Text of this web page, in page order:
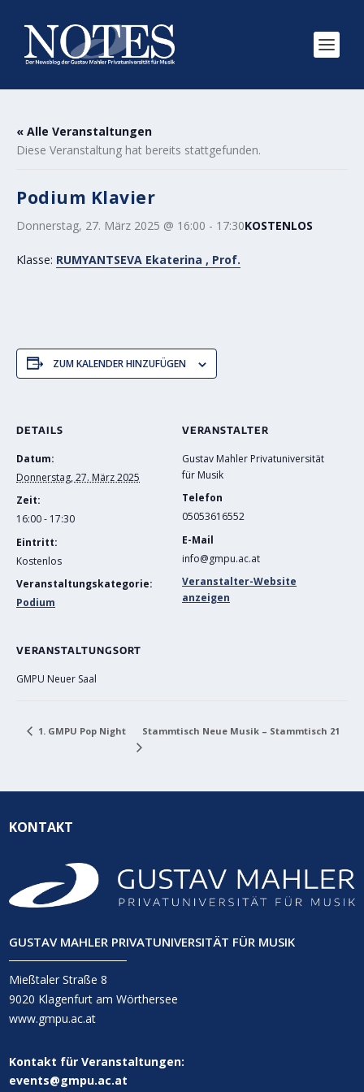
« Alle Veranstaltungen
Diese Veranstaltung hat bereits stattgefunden.
Podium Klavier
Donnerstag, 27. März 2025 @ 16:00 - 17:30KOSTENLOS
Klasse: RUMYANTSEVA Ekaterina , Prof.
ZUM KALENDER HINZUFÜGEN
DETAILS
Datum:
Donnerstag, 27. März 2025
Zeit:
16:00 - 17:30
Eintritt:
Kostenlos
Veranstaltungskategorie:
Podium
VERANSTALTER
Gustav Mahler Privatuniversität
für Musik
Telefon
05053616552
E-Mail
info@gmpu.ac.at
Veranstalter-Website
anzeigen
VERANSTALTUNGSORT
GMPU Neuer Saal
1. GMPU Pop Night Stammtisch Neue Musik – Stammtisch 21
KONTAKT
GUSTAV MAHLER PRIVATUNIVERSITÄT FÜR MUSIK
Mießtaler Straße 8
9020 Klagenfurt am Wörthersee
www.gmpu.ac.at
Kontakt für Veranstaltungen:
events@gmpu.ac.at